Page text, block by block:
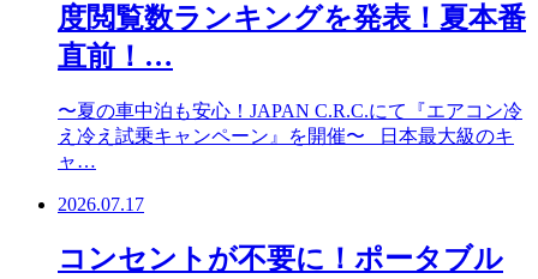
度閲覧数ランキングを発表！夏本番
直前！…
〜夏の車中泊も安心！JAPAN C.R.C.にて『エアコン冷
え冷え試乗キャンペーン』を開催〜 日本最大級のキ
ャ…
2026.07.17
コンセントが不要に！ポータブル